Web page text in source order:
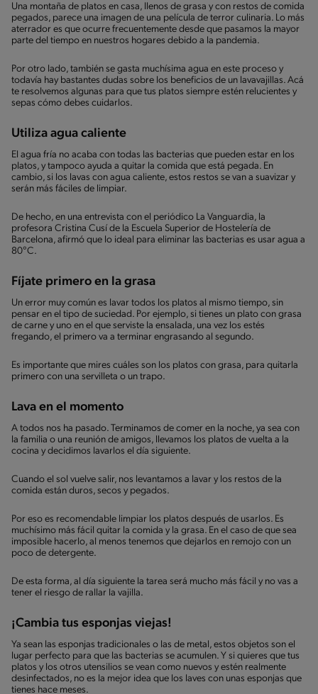
Una montaña de platos en casa, llenos de grasa y con restos de comida
pegados, parece una imagen de una película de terror culinaria. Lo más
aterrador es que ocurre frecuentemente desde que pasamos la mayor
parte del tiempo en nuestros hogares debido a la pandemia.
Por otro lado, también se gasta muchísima agua en este proceso y
todavía hay bastantes dudas sobre los beneficios de un lavavajillas. Acá
te resolvemos algunas para que tus platos siempre estén relucientes y
sepas cómo debes cuidarlos.
Utiliza agua caliente
El agua fría no acaba con todas las bacterias que pueden estar en los
platos, y tampoco ayuda a quitar la comida que está pegada. En
cambio, si los lavas con agua caliente, estos restos se van a suavizar y
serán más fáciles de limpiar.
De hecho, en una entrevista con el periódico La Vanguardia, la
profesora Cristina Cusí de la Escuela Superior de Hostelería de
Barcelona, afirmó que lo ideal para eliminar las bacterias es usar agua a
80°C.
Fíjate primero en la grasa
Un error muy común es lavar todos los platos al mismo tiempo, sin
pensar en el tipo de suciedad. Por ejemplo, si tienes un plato con grasa
de carne y uno en el que serviste la ensalada, una vez los estés
fregando, el primero va a terminar engrasando al segundo.
Es importante que mires cuáles son los platos con grasa, para quitarla
primero con una servilleta o un trapo.
Lava en el momento
A todos nos ha pasado. Terminamos de comer en la noche, ya sea con
la familia o una reunión de amigos, llevamos los platos de vuelta a la
cocina y decidimos lavarlos el día siguiente.
Cuando el sol vuelve salir, nos levantamos a lavar y los restos de la
comida están duros, secos y pegados.
Por eso es recomendable limpiar los platos después de usarlos. Es
muchísimo más fácil quitar la comida y la grasa. En el caso de que sea
imposible hacerlo, al menos tenemos que dejarlos en remojo con un
poco de detergente.
De esta forma, al día siguiente la tarea será mucho más fácil y no vas a
tener el riesgo de rallar la vajilla.
¡Cambia tus esponjas viejas!
Ya sean las esponjas tradicionales o las de metal, estos objetos son el
lugar perfecto para que las bacterias se acumulen. Y si quieres que tus
platos y los otros utensilios se vean como nuevos y estén realmente
desinfectados, no es la mejor idea que los laves con unas esponjas que
tienes hace meses.